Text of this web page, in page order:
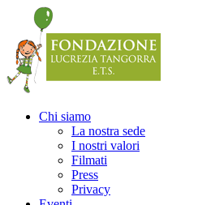
Chi siamo
La nostra sede
I nostri valori
Filmati
Press
Privacy